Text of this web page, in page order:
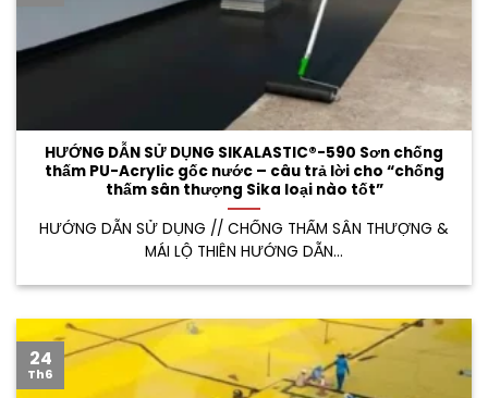
HƯỚNG DẪN SỬ DỤNG SIKALASTIC®-590 Sơn chống
thấm PU-Acrylic gốc nước – câu trả lời cho “chống
thấm sân thượng Sika loại nào tốt”
HƯỚNG DẪN SỬ DỤNG // CHỐNG THẤM SÂN THƯỢNG &
MÁI LỘ THIÊN HƯỚNG DẪN...
24
Th6